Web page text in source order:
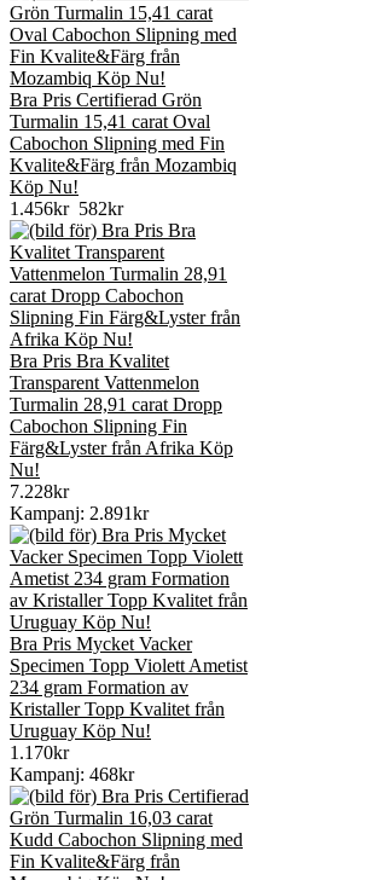
Bra Pris Certifierad Grön
Turmalin 15,41 carat Oval
Cabochon Slipning med Fin
Kvalite&Färg från Mozambiq
Köp Nu!
1.456kr 582kr
Bra Pris Bra Kvalitet
Transparent Vattenmelon
Turmalin 28,91 carat Dropp
Cabochon Slipning Fin
Färg&Lyster från Afrika Köp
Nu!
7.228kr
Kampanj: 2.891kr
Bra Pris Mycket Vacker
Specimen Topp Violett Ametist
234 gram Formation av
Kristaller Topp Kvalitet från
Uruguay Köp Nu!
1.170kr
Kampanj: 468kr